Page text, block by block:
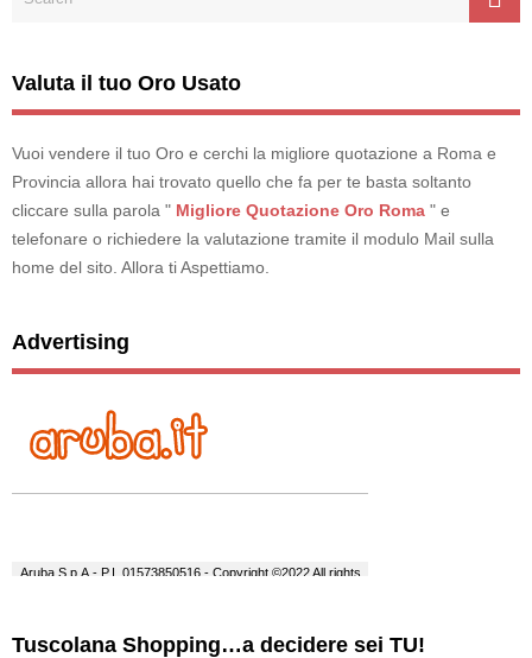
Valuta il tuo Oro Usato
Vuoi vendere il tuo Oro e cerchi la migliore quotazione a Roma e
Provincia allora hai trovato quello che fa per te basta soltanto
cliccare sulla parola " Migliore Quotazione Oro Roma " e
telefonare o richiedere la valutazione tramite il modulo Mail sulla
home del sito. Allora ti Aspettiamo.
Advertising
Tuscolana Shopping…a decidere sei TU!